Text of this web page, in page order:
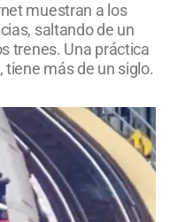
muestran a los
saltando de un
trenes. Una práctica
tiene más de un siglo.